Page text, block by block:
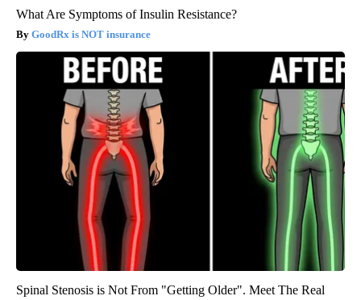
What Are Symptoms of Insulin Resistance?
GoodRx is NOT insurance
Spinal Stenosis is Not From "Getting Older". Meet The Real